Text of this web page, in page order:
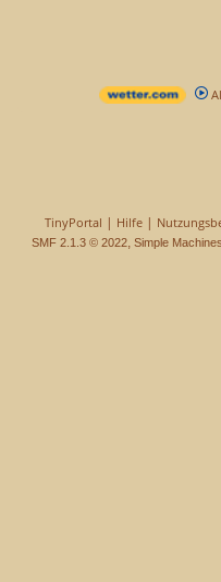
TinyPortal | Hilfe |
SMF 2.1.3 © 2022, Simple Machines